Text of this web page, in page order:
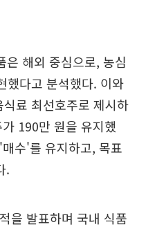
은 해외 중심으로, 농심
했다고 분석했다. 이와
료 최선호주로 제시하
190만 원을 유지했
수'를 유지하고, 목표
.
을 발표하며 국내 식품